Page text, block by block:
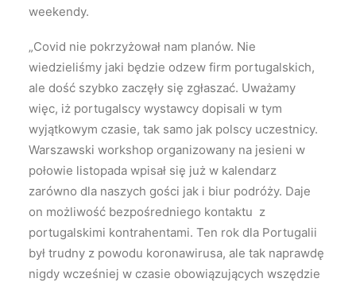
weekendy.
„Covid nie pokrzyżował nam planów. Nie
wiedzieliśmy jaki będzie odzew firm portugalskich,
ale dość szybko zaczęły się zgłaszać. Uważamy
więc, iż portugalscy wystawcy dopisali w tym
wyjątkowym czasie, tak samo jak polscy uczestnicy.
Warszawski workshop organizowany na jesieni w
połowie listopada wpisał się już w kalendarz
zarówno dla naszych gości jak i biur podróży. Daje
on możliwość bezpośredniego kontaktu z
portugalskimi kontrahentami. Ten rok dla Portugalii
był trudny z powodu koronawirusa, ale tak naprawdę
nigdy wcześniej w czasie obowiązujących wszędzie